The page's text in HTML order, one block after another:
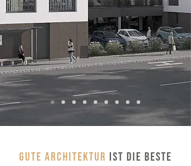
Gute Architektur ist die beste